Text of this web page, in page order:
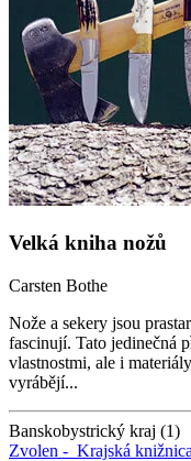
Velká kniha nožů
Carsten Bothe
Nože a sekery jsou
fascinují. Tato jedinečná
vlastnostmi, ale i
vyrábějí...
Banskobystrický kraj (1)
Zvolen - Krajská